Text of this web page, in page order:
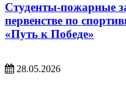
Студенты-пожарные
первенстве по
«Путь к Победе»
28.05.2026